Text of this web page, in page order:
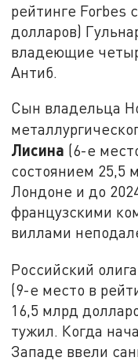
рейтинге Forbes
долларов)
владеющие
Антиб.
Сын владельца
Лисина (6-е
состоянием 25,5
Лондоне и до
французскими
виллами
Российский
(9-е место в
16,5 млрд
тужил. Когда
Западе ввели